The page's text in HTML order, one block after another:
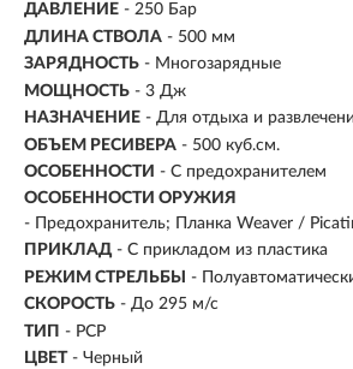
ДАВЛЕНИЕ - 250 Бар
ДЛИНА СТВОЛА - 500 мм
ЗАРЯДНОСТЬ - Многозарядные
МОЩНОСТЬ - 3 Дж
НАЗНАЧЕНИЕ - Для отдыха и
ОБЪЕМ РЕСИВЕРА - 500 куб.см.
ОСОБЕННОСТИ - С предохранителем
ОСОБЕННОСТИ ОРУЖИЯ
- Предохранитель; Планка Weaver /
ПРИКЛАД - С прикладом из пластика
РЕЖИМ СТРЕЛЬБЫ
-
СКОРОСТЬ - До 295 м/с
ТИП - PCP
ЦВЕТ - Черный